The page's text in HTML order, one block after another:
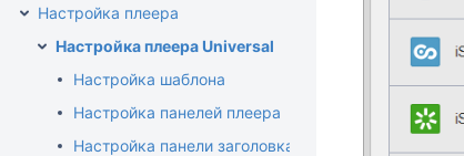
Настройка плеера
Настройка плеера Universal
Настройка шаблона
Настройка панелей плеера
Настройка панели заголовка